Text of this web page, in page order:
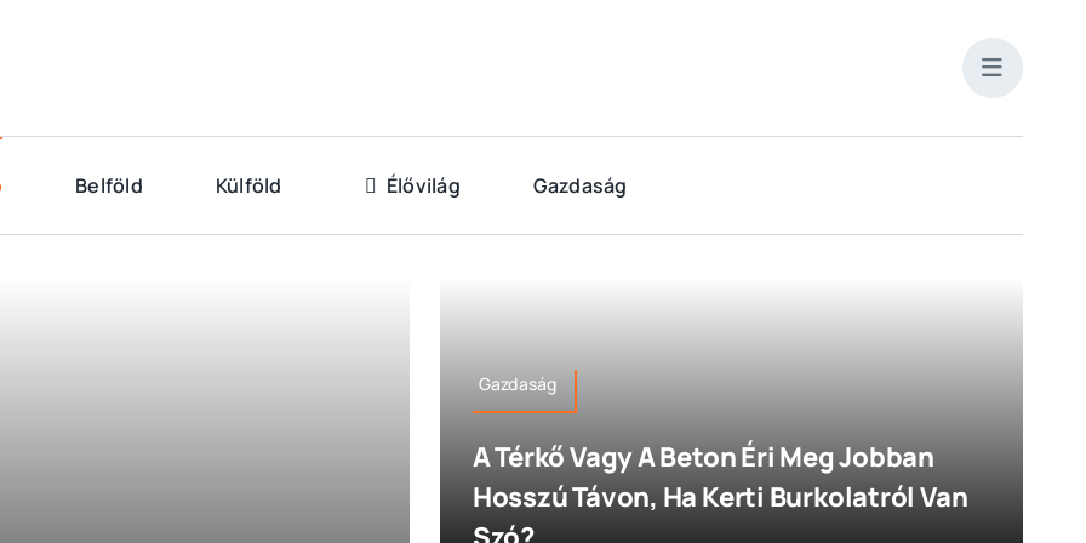
Belföld Külföld Élővilág Gazdaság
Gazdaság
A Térkő Vagy A Beton Éri Meg Jobban
Hosszú Távon, Ha Kerti Burkolatról Van